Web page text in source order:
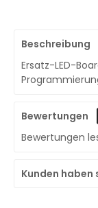
Beschreibung
Ersatz-LED-
Bewertungen
Bewertungen
Kunden